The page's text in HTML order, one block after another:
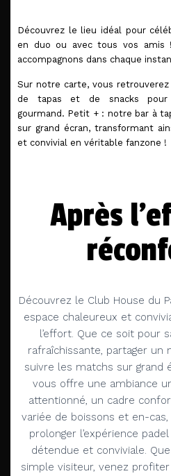
Découvrez le lieu idéal pour
en duo ou avec tous vos amis
accompagnons dans chaque
Sur notre carte, vous
de tapas et de snacks pour
gourmand. Petit + : notre bar à
sur grand écran, transformant
et convivial en véritable fanzone !
Après
Découvrez le Club House du
espace chaleureux et
l’effort. Que ce soit pour
rafraîchissante, partager
suivre les matchs sur grand
vous offre une ambiance
attentionné, un cadre
variée de boissons et en-cas,
prolonger l’expérience
détendue et conviviale.
simple visiteur, venez